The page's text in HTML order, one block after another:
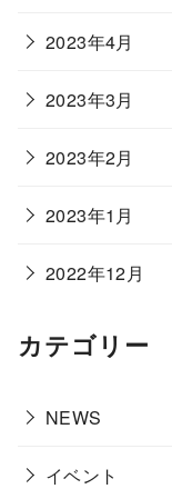
2023年4月
2023年3月
2023年2月
2023年1月
2022年12月
カテゴリー
NEWS
イベント